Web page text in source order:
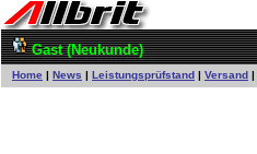
Gast (Neukunde)
Home | News | Leistungsprüfstand | Versand |